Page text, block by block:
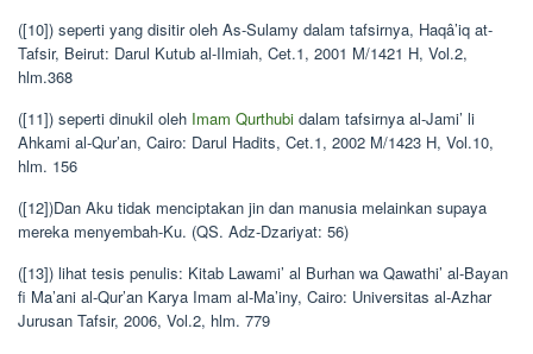
([10]) seperti yang disitir oleh As-Sulamy dalam tafsirnya, Haqâ’iq at-
Tafsir, Beirut: Darul Kutub al-Ilmiah, Cet.1, 2001 M/1421 H, Vol.2,
hlm.368
([11]) seperti dinukil oleh Imam Qurthubi dalam tafsirnya al-Jami’ li
Ahkami al-Qur’an, Cairo: Darul Hadits, Cet.1, 2002 M/1423 H, Vol.10,
hlm. 156
([12])Dan Aku tidak menciptakan jin dan manusia melainkan supaya
mereka menyembah-Ku. (QS. Adz-Dzariyat: 56)
([13]) lihat tesis penulis: Kitab Lawami’ al Burhan wa Qawathi’ al-Bayan
fi Ma’ani al-Qur’an Karya Imam al-Ma’iny, Cairo: Universitas al-Azhar
Jurusan Tafsir, 2006, Vol.2, hlm. 779